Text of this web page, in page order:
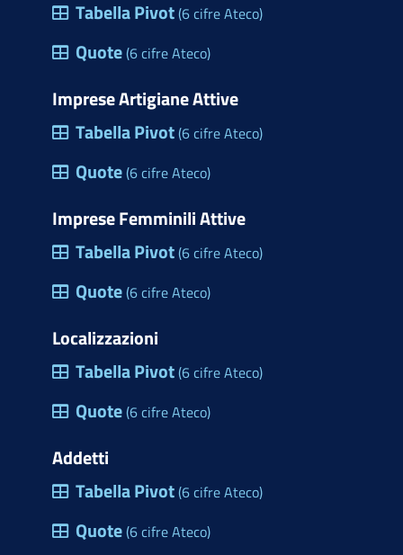
Tabella Pivot(6 cifre Ateco)
Quote(6 cifre Ateco)
Imprese Artigiane Attive
Tabella Pivot(6 cifre Ateco)
Quote(6 cifre Ateco)
Imprese Femminili Attive
Tabella Pivot(6 cifre Ateco)
Quote(6 cifre Ateco)
Localizzazioni
Tabella Pivot(6 cifre Ateco)
Quote(6 cifre Ateco)
Addetti
Tabella Pivot(6 cifre Ateco)
Quote(6 cifre Ateco)